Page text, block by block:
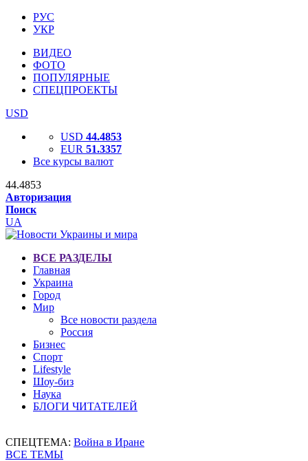
РУС
УКР
ВИДЕО
ФОТО
ПОПУЛЯРНЫЕ
СПЕЦПРОЕКТЫ
USD
USD 44.4853
EUR 51.3357
Все курсы валют
44.4853
Авторизация
Поиск
UA
ВСЕ РАЗДЕЛЫ
Главная
Украина
Город
Мир
Все новости раздела
Россия
Бизнес
Спорт
Lifestyle
Шоу-биз
Наука
БЛОГИ ЧИТАТЕЛЕЙ
СПЕЦТЕМА: Война в Иране
ВСЕ ТЕМЫ